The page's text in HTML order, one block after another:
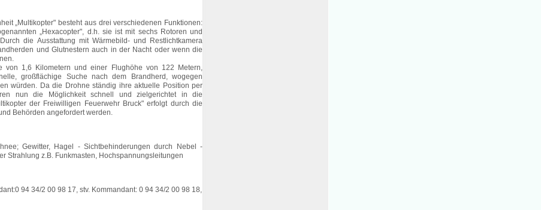
„Multikopter" besteht aus drei verschiedenen Funktionen:
„Hexacopter", d.h. sie ist mit sechs Rotoren und
die Ausstattung mit Wärmebild- und Restlichtkamera
und Glutnestern auch in der Nacht oder wenn die
von 1,6 Kilometern und einer Flughöhe von 122 Metern,
großflächige Suche nach dem Brandherd, wogegen
würden. Da die Drohne ständig ihre aktuelle Position per
nun die Möglichkeit schnell und zielgerichtet in die
der Freiwilligen Feuerwehr Bruck" erfolgt durch die
Behörden angefordert werden.
Gewitter, Hagel - Sichtbehinderungen durch Nebel -
Strahlung z.B. Funkmasten, Hochspannungsleitungen
94 34/2 00 98 17, stv. Kommandant: 0 94 34/2 00 98 18,